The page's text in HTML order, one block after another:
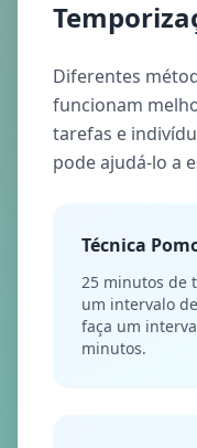
Diferentes
funcionam
tarefas e
pode ajudá-lo a
Técnica
25 minutos de
um intervalo
faça um
minutos.